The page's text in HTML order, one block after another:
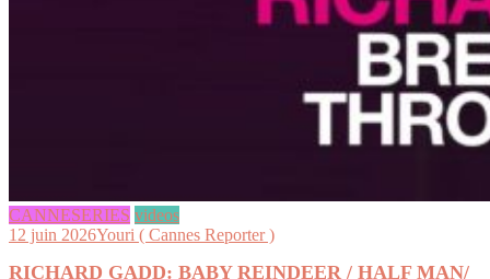
CANNESERIES videos
12 juin 2026Youri ( Cannes Reporter )
RICHARD GADD: BABY REINDEER / HALF MAN/